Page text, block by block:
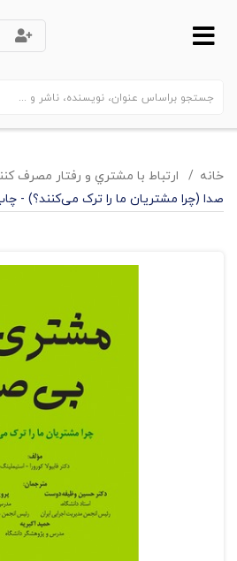
خانه ارتباط با مشتري و رفتار مصرف
صدا (چرا مشتریان ما را ترک می‌کنند؟) -